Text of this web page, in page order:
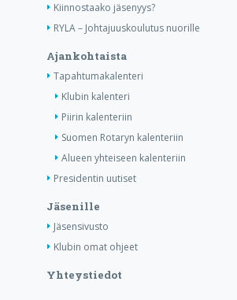
Kiinnostaako jäsenyys?
RYLA – Johtajuuskoulutus nuorille
Ajankohtaista
Tapahtumakalenteri
Klubin kalenteri
Piirin kalenteriin
Suomen Rotaryn kalenteriin
Alueen yhteiseen kalenteriin
Presidentin uutiset
Jäsenille
Jäsensivusto
Klubin omat ohjeet
Yhteystiedot